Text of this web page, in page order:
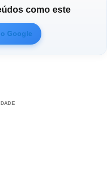
como este
Google